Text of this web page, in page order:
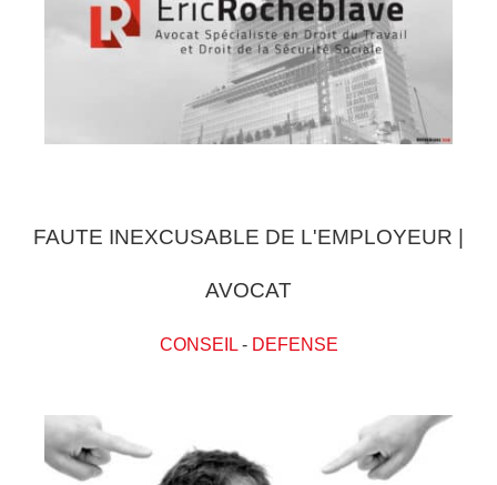
FAUTE INEXCUSABLE DE L'EMPLOYEUR |
AVOCAT
CONSEIL- DEFENSE